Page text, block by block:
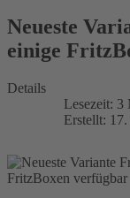
Neueste
einige
Details
Lesezeit: 3
Erstellt: